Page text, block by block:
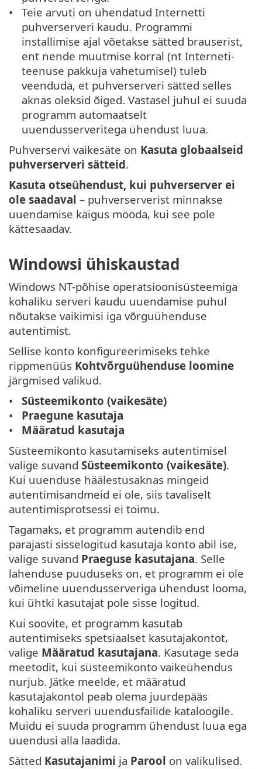
Teie arvuti on ühendatud Internetti
puhverserveri kaudu. Programmi
installimise ajal võetakse sätted brauserist,
ent nende muutmise korral (nt Interneti-
teenuse pakkuja vahetumisel) tuleb
veenduda, et puhverserveri sätted selles
aknas oleksid õiged. Vastasel juhul ei suuda
programm automaatselt
uuendusserveritega ühendust luua.
Puhverservi vaikesäte on Kasuta globaalseid
puhverserveri sätteid.
Kasuta otseühendust, kui puhverserver ei
ole saadaval – puhverserverist minnakse
uuendamise käigus mööda, kui see pole
kättesaadav.
Windowsi ühiskaustad
Windows NT-põhise operatsioonisüsteemiga
kohaliku serveri kaudu uuendamise puhul
nõutakse vaikimisi iga võrguühenduse
autentimist.
Sellise konto konfigureerimiseks tehke
rippmenüüs Kohtvõrguühenduse loomine
järgmised valikud.
Süsteemikonto (vaikesäte)
Praegune kasutaja
Määratud kasutaja
Süsteemikonto kasutamiseks autentimisel
valige suvand Süsteemikonto (vaikesäte).
Kui uuenduse häälestusaknas mingeid
autentimisandmeid ei ole, siis tavaliselt
autentimisprotsessi ei toimu.
Tagamaks, et programm autendib end
parajasti sisselogitud kasutaja konto abil ise,
valige suvand Praeguse kasutajana. Selle
lahenduse puuduseks on, et programm ei ole
võimeline uuendusserveriga ühendust looma,
kui ühtki kasutajat pole sisse logitud.
Kui soovite, et programm kasutab
autentimiseks spetsiaalset kasutajakontot,
valige Määratud kasutajana. Kasutage seda
meetodit, kui süsteemikonto vaikeühendus
nurjub. Jätke meelde, et määratud
kasutajakontol peab olema juurdepääs
kohaliku serveri uuendusfailide kataloogile.
Muidu ei suuda programm ühendust luua ega
uuendusi alla laadida.
Sätted Kasutajanimi ja Parool on valikulised.